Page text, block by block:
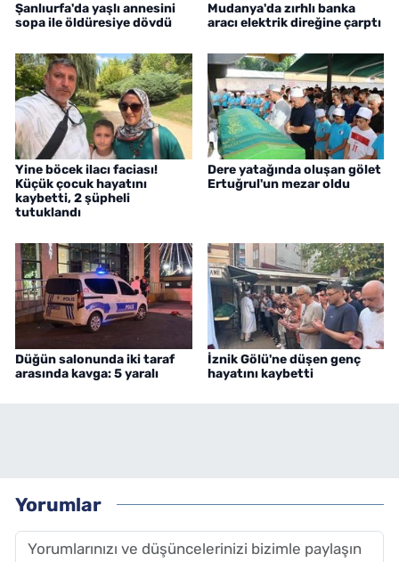
Şanlıurfa'da yaşlı annesini
sopa ile öldüresiye dövdü
Mudanya'da zırhlı banka
aracı elektrik direğine çarptı
Yine böcek ilacı faciası!
Küçük çocuk hayatını
kaybetti, 2 şüpheli
tutuklandı
Dere yatağında oluşan gölet
Ertuğrul'un mezar oldu
Düğün salonunda iki taraf
arasında kavga: 5 yaralı
İznik Gölü'ne düşen genç
hayatını kaybetti
Yorumlar